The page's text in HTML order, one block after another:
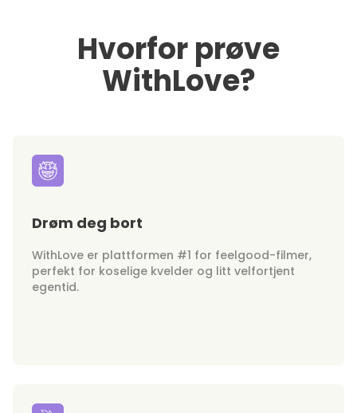
Hvorfor prøve
WithLove?
Drøm deg bort
WithLove er plattformen #1 for feelgood-filmer,
perfekt for koselige kvelder og litt velfortjent
egentid.